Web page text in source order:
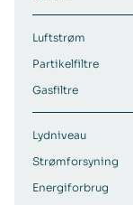
Luftstrøm
Partikelfiltre
Gasfiltre
Lydniveau
Strømforsyning
Energiforbrug